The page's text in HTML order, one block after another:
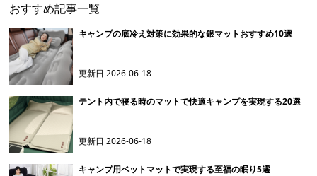
おすすめ記事一覧
キャンプの底冷え対策に効果的な銀マットおすすめ10選
更新日2026-06-18
テント内で寝る時のマットで快適キャンプを実現する20選
更新日2026-06-18
キャンプ用ベットマットで実現する至福の眠り5選